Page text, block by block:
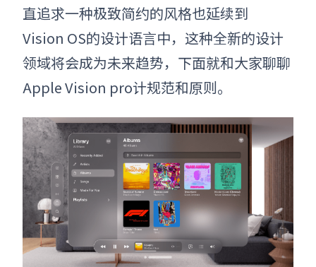
直追求一种极致简约的风格也延续到
Vision OS的设计语言中，这种全新的设计
领域将会成为未来趋势，下面就和大家聊聊
Apple Vision pro计规范和原则。